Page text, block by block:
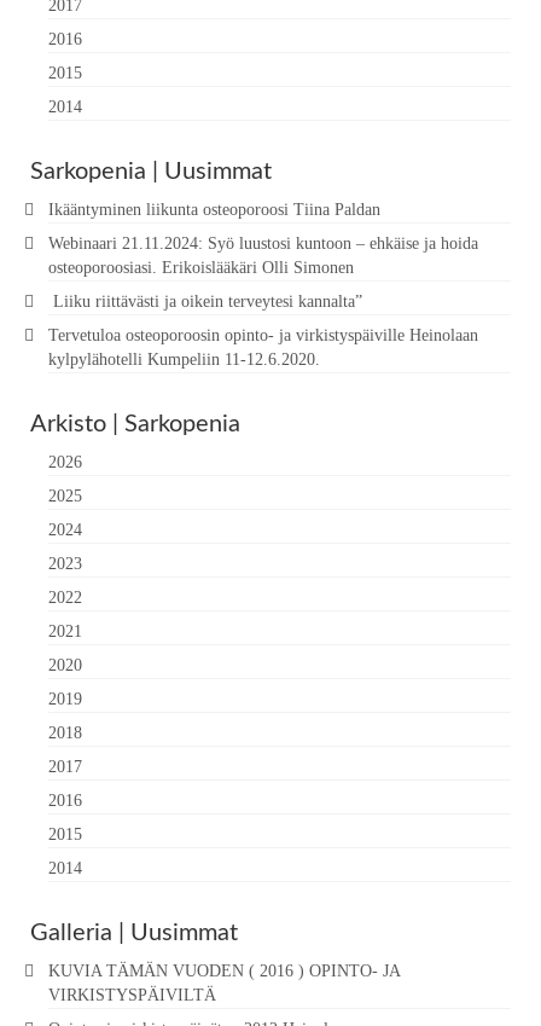
2017
2016
2015
2014
Sarkopenia | Uusimmat
Ikääntyminen liikunta osteoporoosi Tiina Paldan
Webinaari 21.11.2024: Syö luustosi kuntoon – ehkäise ja hoida
osteoporoosiasi. Erikoislääkäri Olli Simonen
Liiku riittävästi ja oikein terveytesi kannalta”
Tervetuloa osteoporoosin opinto- ja virkistyspäiville Heinolaan
kylpylähotelli Kumpeliin 11-12.6.2020.
Arkisto | Sarkopenia
2026
2025
2024
2023
2022
2021
2020
2019
2018
2017
2016
2015
2014
Galleria | Uusimmat
KUVIA TÄMÄN VUODEN ( 2016 ) OPINTO- JA
VIRKISTYSPÄIVILTÄ